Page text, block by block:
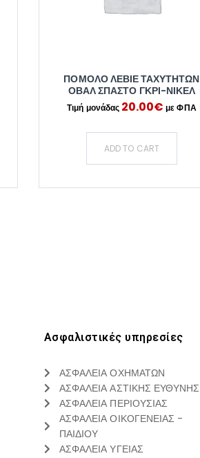
ΠΌΜΟΛΟ ΛΕΒΙΈ ΤΑΧΥΤΉΤΩΝ
ΟΒΆΛ ΣΠΑΣΤΌ ΓΚΡΙ-ΝΊΚΕΛ
20.00€
ADD TO CART
Ασφαλιστικές υπηρεσίες
ΑΣΦΑΛΕΙΑ ΟΧΗΜΑΤΩΝ
ΑΣΦΑΛΕΙΑ ΑΣΤΙΚΗΣ ΕΥΘΥΝΗΣ
ΑΣΦΑΛΕΙΑ ΠΕΡΙΟΥΣΙΑΣ
ΑΣΦΑΛΕΙΑ ΟΙΚΟΓΕΝΕΙΑΣ -
ΠΑΙΔΙΟΥ
ΑΣΦΑΛΕΙΑ ΥΓΕΙΑΣ